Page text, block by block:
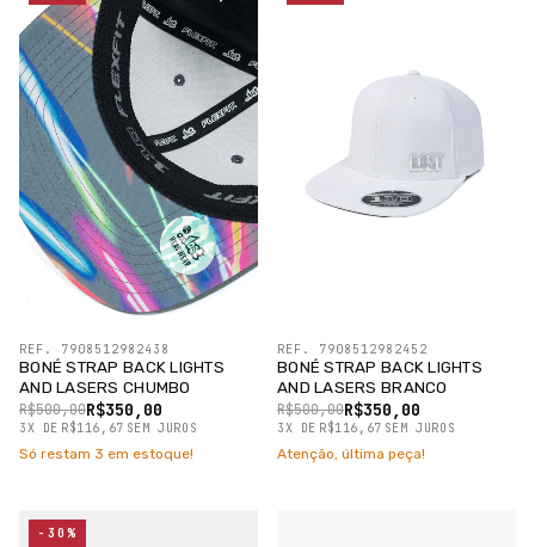
BONÉ STRAP BACK LIGHTS
AND LASERS CHUMBO
R$350,00
R$500,00
3X DE R$116,67 SEM JUROS
REF. 7908512982438
Só restam 3 em estoque!
BONÉ STRAP BACK LIGHTS
AND LASERS BRANCO
R$350,00
R$500,00
3X DE R$116,67 SEM JUROS
REF. 7908512982452
Atenção, última peça!
-30%